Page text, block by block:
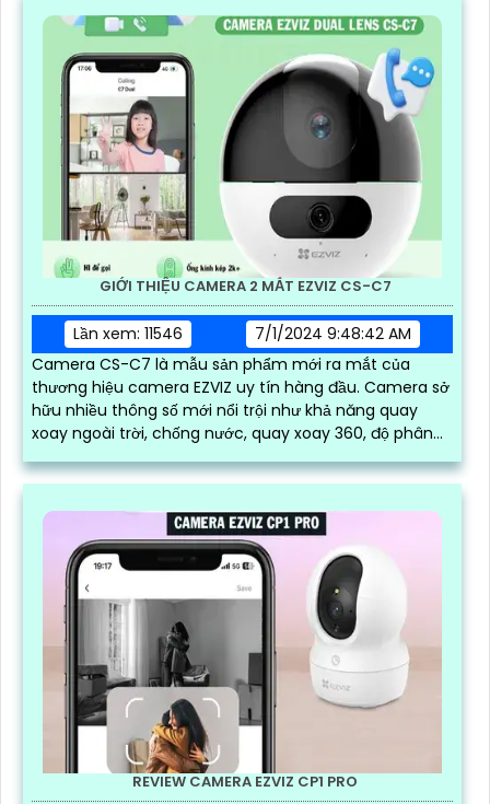
GIỚI THIỆU CAMERA 2 MẮT EZVIZ CS-C7
Lần xem: 11546
7/1/2024 9:48:42 AM
Camera CS-C7 là mẫu sản phẩm mới ra mắt của
thương hiệu camera EZVIZ uy tín hàng đầu. Camera sở
hữu nhiều thông số mới nổi trội như khả năng quay
xoay ngoài trời, chống nước, quay xoay 360, độ phân
REVIEW CAMERA EZVIZ CP1 PRO